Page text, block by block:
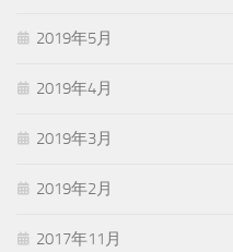
2019年5月
2019年4月
2019年3月
2019年2月
2017年11月